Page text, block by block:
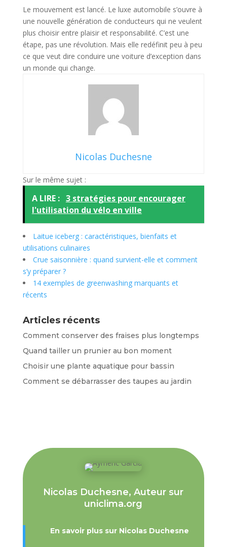
Le mouvement est lancé. Le luxe automobile s’ouvre à
une nouvelle génération de conducteurs qui ne veulent
plus choisir entre plaisir et responsabilité. C’est une
étape, pas une révolution. Mais elle redéfinit peu à peu
ce que veut dire conduire une voiture d’exception dans
un monde qui change.
Nicolas Duchesne
Sur le même sujet :
A LIRE : 3 stratégies pour encourager
l'utilisation du vélo en ville
Laitue iceberg : caractéristiques, bienfaits et
utilisations culinaires
Crue saisonnière : quand survient-elle et comment
s’y préparer ?
14 exemples de greenwashing marquants et
récents
Articles récents
Comment conserver des fraises plus longtemps
Quand tailler un prunier au bon moment
Choisir une plante aquatique pour bassin
Comment se débarrasser des taupes au jardin
Nicolas Duchesne, Auteur sur
uniclima.org
En savoir plus sur Nicolas Duchesne